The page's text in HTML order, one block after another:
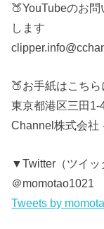
🍑YouTubeのお
します
🍑お手紙はこち
東京都港区三田1-
Channel株式会社
▼Twitter（ツイ
＠momotao1021
Tweets by